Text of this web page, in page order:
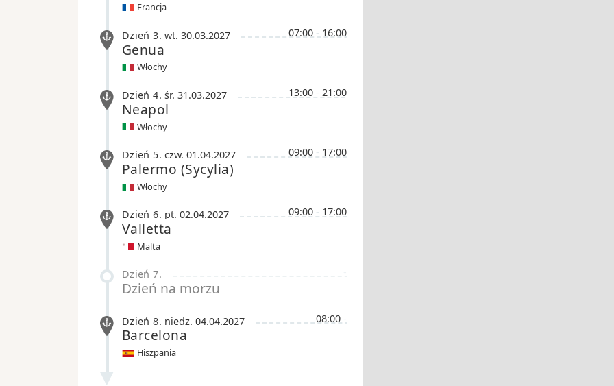
Francja
07:00 - 16:00
Dzień 3. wt. 30.03.2027
Genua
Włochy
13:00 - 21:00
Dzień 4. śr. 31.03.2027
Neapol
Włochy
09:00 - 17:00
Dzień 5. czw. 01.04.2027
Palermo (Sycylia)
Włochy
09:00 - 17:00
Dzień 6. pt. 02.04.2027
Valletta
Malta
Dzień 7.
Dzień na morzu
08:00 -
Dzień 8. niedz. 04.04.2027
Barcelona
Hiszpania